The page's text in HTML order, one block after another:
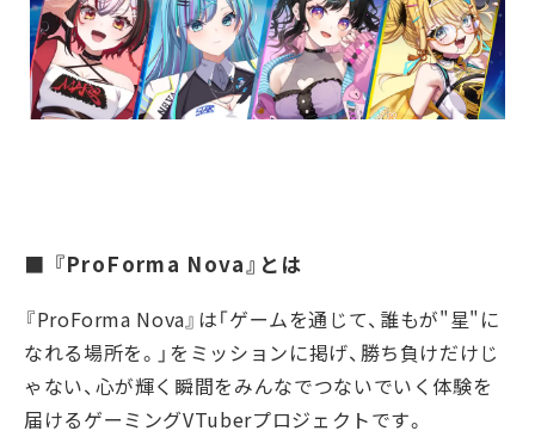
■ 『ProForma Nova』とは
『ProForma Nova』は「ゲームを通じて、誰もが"星"に
なれる場所を。」をミッションに掲げ、勝ち負けだけじ
ゃない、心が輝く瞬間をみんなでつないでいく体験を
届けるゲーミングVTuberプロジェクトです。